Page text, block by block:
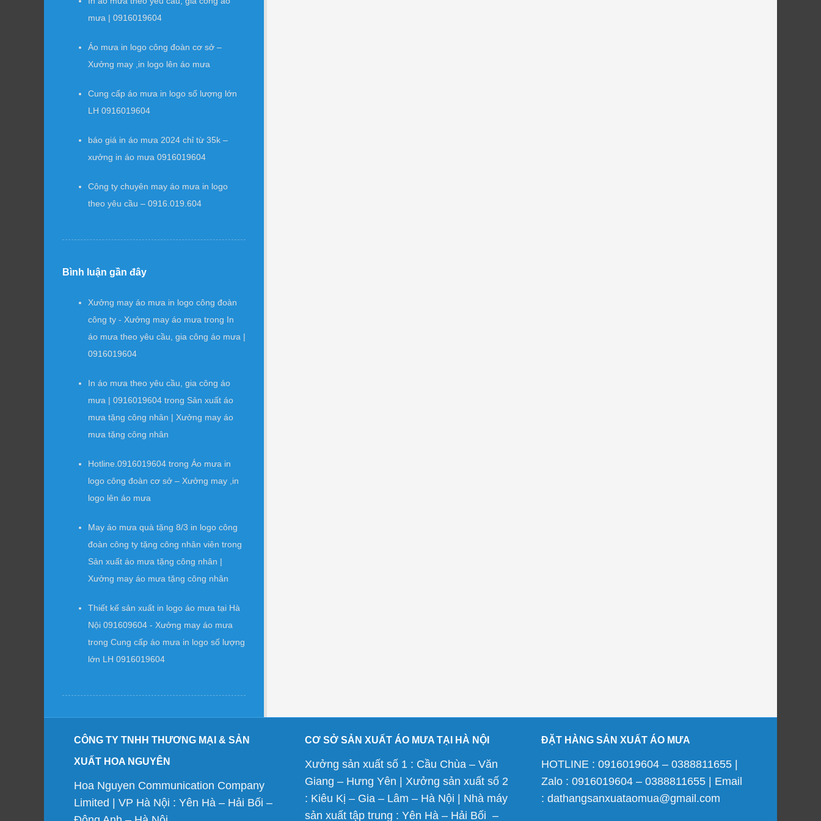
mưa | 0916019604
Áo mưa in logo công đoàn cơ sở –
Xưởng may ,in logo lên áo mưa
Cung cấp áo mưa in logo số lượng lớn
LH 0916019604
báo giá in áo mưa 2024 chỉ từ 35k –
xưởng in áo mưa 0916019604
Công ty chuyên may áo mưa in logo
theo yêu cầu – 0916.019.604
Bình luận gần đây
Xưởng may áo mưa in logo công đoàn
công ty - Xưởng may áo mưa trong In
áo mưa theo yêu cầu, gia công áo mưa |
0916019604
In áo mưa theo yêu cầu, gia công áo
mưa | 0916019604 trong Sản xuất áo
mưa tặng công nhân | Xưởng may áo
mưa tặng công nhân
Hotline.0916019604 trong Áo mưa in
logo công đoàn cơ sở – Xưởng may ,in
logo lên áo mưa
May áo mưa quà tặng 8/3 in logo công
đoàn công ty tặng công nhân viên trong
Sản xuất áo mưa tặng công nhân |
Xưởng may áo mưa tặng công nhân
Thiết kế sản xuất in logo áo mưa tại Hà
Nội 091609604 - Xưởng may áo mưa
trong Cung cấp áo mưa in logo số lượng
lớn LH 0916019604
CÔNG TY TNHH THƯƠNG MẠI & SẢN
XUẤT HOA NGUYÊN
Hoa Nguyen Communication Company
Limited | VP Hà Nội : Yên Hà – Hải Bối –
CƠ SỞ SẢN XUẤT ÁO MƯA TẠI HÀ NỘI
Xưởng sản xuất số 1 : Cầu Chùa – Văn
Giang – Hưng Yên | Xưởng sản xuất số 2
: Kiêu Kị – Gia – Lâm – Hà Nội | Nhà máy
sản xuất tập trung : Yên Hà – Hải Bối –
ĐẶT HÀNG SẢN XUẤT ÁO MƯA
HOTLINE : 0916019604 – 0388811655 |
Zalo : 0916019604 – 0388811655 | Email
: dathangsanxuataomua@gmail.com